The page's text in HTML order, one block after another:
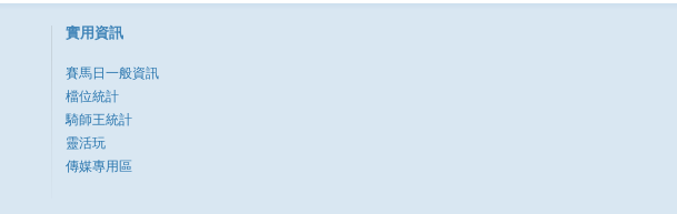
實用資訊
賽馬日一般資訊
檔位統計
騎師王統計
靈活玩
傳媒專用區